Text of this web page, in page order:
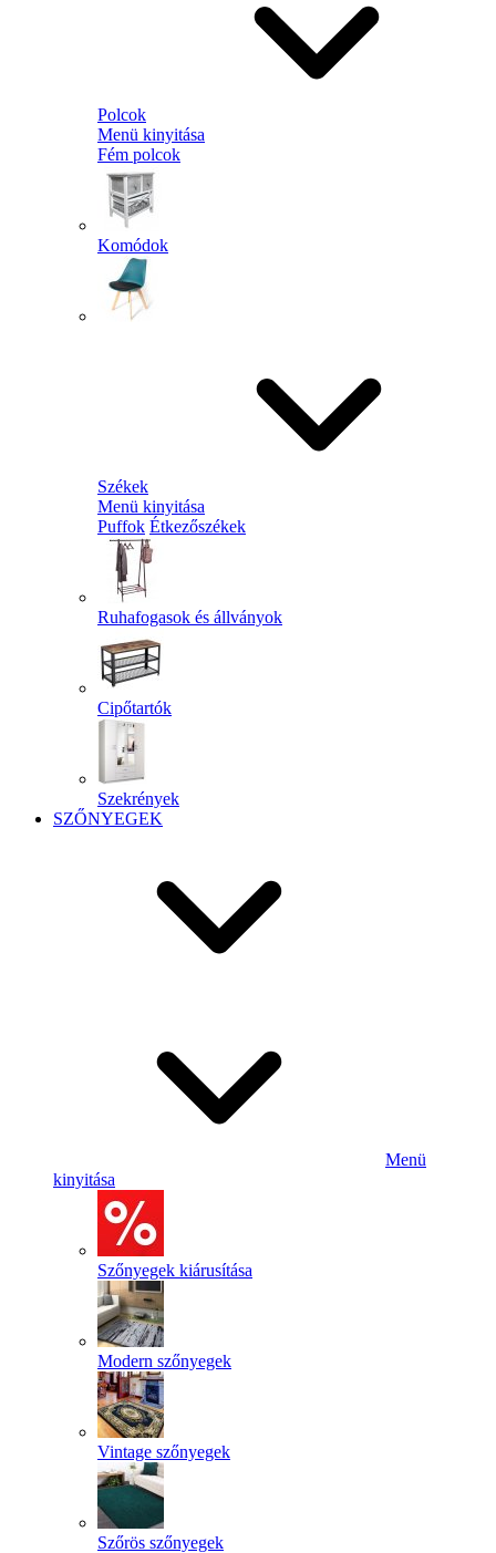
Polcok
Menü kinyitása
Fém polcok
Komódok
Székek
Menü kinyitása
Puffok Étkezőszékek
Ruhafogasok és állványok
Cipőtartók
Szekrények
SZŐNYEGEK
Menü
kinyitása
Szőnyegek kiárusítása
Modern szőnyegek
Vintage szőnyegek
Szőrös szőnyegek